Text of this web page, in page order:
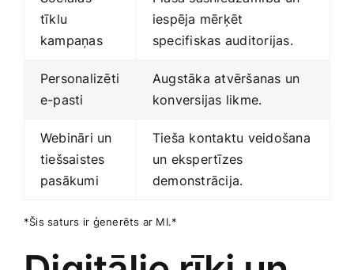
tīklu
kampaņas
iespēja mērķēt
specifiskas ​auditorijas.
Personalizēti
e-pasti
Augstāka atvēršanas un
konversijas likme.
Webināri un ​
tiešsaistes
pasākumi
Tieša‍ kontaktu veidošana
un ekspertīzes
demonstrācija.
*Šis saturs ir ģenerēts ar MI.*